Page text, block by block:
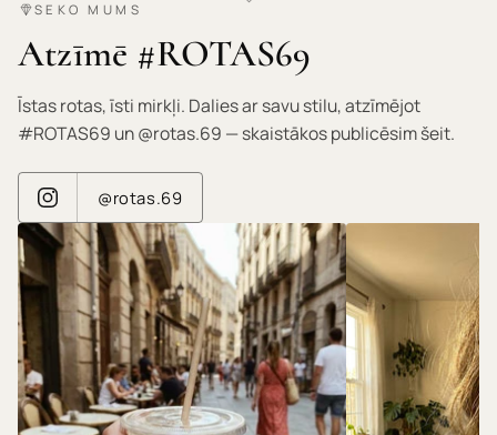
SEKO MUMS
Atzīmē #ROTAS69
Īstas rotas, īsti mirkļi. Dalies ar savu stilu, atzīmējot
#ROTAS69 un @rotas.69 — skaistākos publicēsim šeit.
@rotas.69